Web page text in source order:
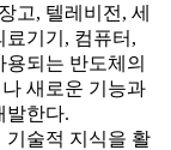
고, 텔레비전, 세
료기기, 컴퓨터,
되는 반도체의
새로운 기능과
발한다.
기술적 지식을 활